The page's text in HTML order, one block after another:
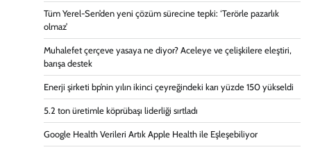
Tüm Yerel-Sen’den yeni çözüm sürecine tepki: ‘Terörle pazarlık
olmaz’
Muhalefet çerçeve yasaya ne diyor? Aceleye ve çelişkilere eleştiri,
barışa destek
Enerji şirketi bp’nin yılın ikinci çeyreğindeki karı yüzde 150 yükseldi
5.2 ton üretimle köprübaşı liderliği sırtladı
Google Health Verileri Artık Apple Health ile Eşleşebiliyor